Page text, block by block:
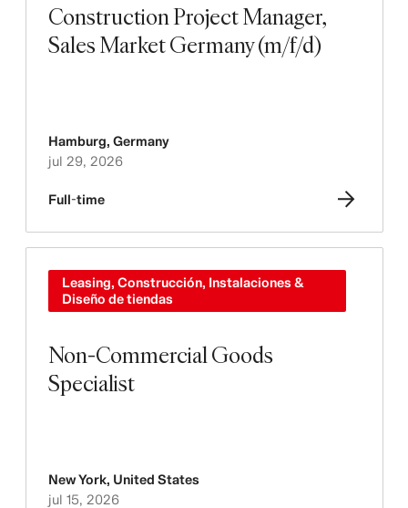
Construction Project Manager,
Sales Market Germany (m/f/d)
Hamburg, Germany
jul 29, 2026
Full-time
Non-Commercial Goods
Specialist
Leasing, Construcción, Instalaciones &
Diseño de tiendas
New York, United States
jul 15, 2026